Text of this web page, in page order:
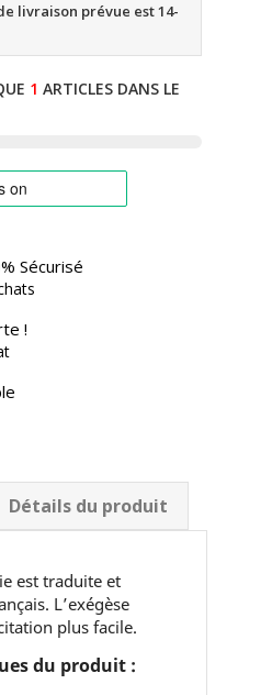
livraison prévue est 14-
1 ARTICLES DANS LE
Sécurisé
!
Détails du produit
est traduite et
L’exégèse
plus facile.
du produit :